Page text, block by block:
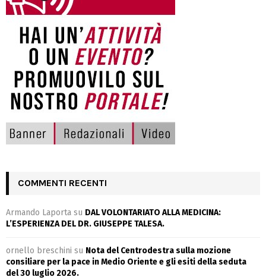
COMMENTI RECENTI
Armando Laporta su DAL VOLONTARIATO ALLA MEDICINA:
L’ESPERIENZA DEL DR. GIUSEPPE TALESA.
ornello breschini su Nota del Centrodestra sulla mozione
consiliare per la pace in Medio Oriente e gli esiti della seduta
del 30 luglio 2026.